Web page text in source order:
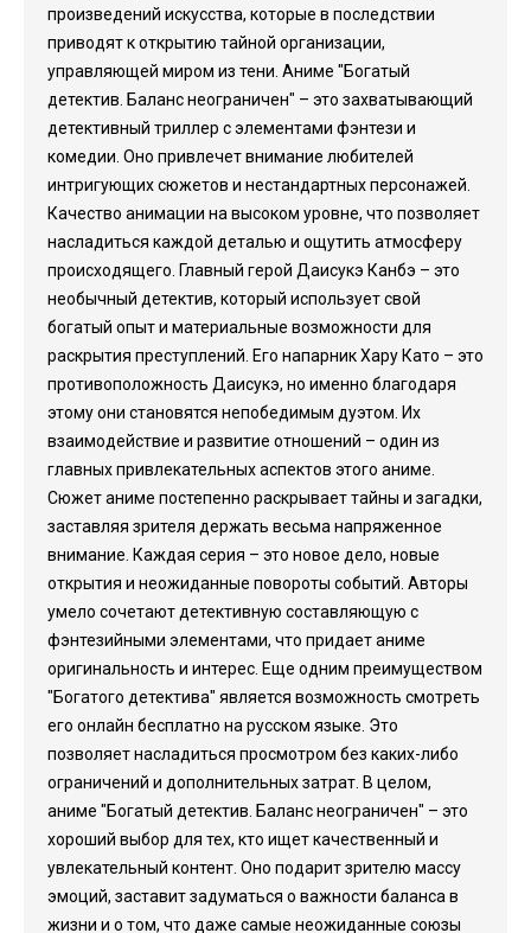
произведений искусства, которые в последствии
приводят к открытию тайной организации,
управляющей миром из тени. Аниме "Богатый
детектив. Баланс неограничен" – это захватывающий
детективный триллер с элементами фэнтези и
комедии. Оно привлечет внимание любителей
интригующих сюжетов и нестандартных персонажей.
Качество анимации на высоком уровне, что позволяет
насладиться каждой деталью и ощутить атмосферу
происходящего. Главный герой Даисукэ Канбэ – это
необычный детектив, который использует свой
богатый опыт и материальные возможности для
раскрытия преступлений. Его напарник Хару Като – это
противоположность Даисукэ, но именно благодаря
этому они становятся непобедимым дуэтом. Их
взаимодействие и развитие отношений – один из
главных привлекательных аспектов этого аниме.
Сюжет аниме постепенно раскрывает тайны и загадки,
заставляя зрителя держать весьма напряженное
внимание. Каждая серия – это новое дело, новые
открытия и неожиданные повороты событий. Авторы
умело сочетают детективную составляющую с
фэнтезийными элементами, что придает аниме
оригинальность и интерес. Еще одним преимуществом
"Богатого детектива" является возможность смотреть
его онлайн бесплатно на русском языке. Это
позволяет насладиться просмотром без каких-либо
ограничений и дополнительных затрат. В целом,
аниме "Богатый детектив. Баланс неограничен" – это
хороший выбор для тех, кто ищет качественный и
увлекательный контент. Оно подарит зрителю массу
эмоций, заставит задуматься о важности баланса в
жизни и о том, что даже самые неожиданные союзы